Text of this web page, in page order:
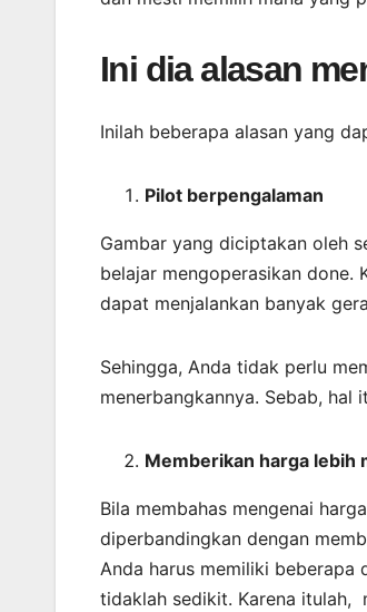
Ini dia alasan
Inilah beberapa alasan yang
Pilot berpengalaman
Gambar yang diciptakan oleh
belajar mengoperasikan done.
dapat menjalankan banyak
Sehingga, Anda tidak perlu
menerbangkannya. Sebab,
Memberikan harga lebih
Bila membahas mengenai
diperbandingkan dengan
Anda harus memiliki beberapa
tidaklah sedikit. Karena itulah,